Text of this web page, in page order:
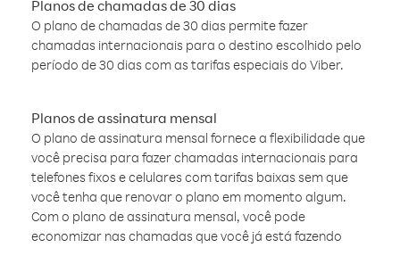
Planos de chamadas de 30 dias
O plano de chamadas de 30 dias permite fazer
chamadas internacionais para o destino escolhido pelo
período de 30 dias com as tarifas especiais do Viber.
Planos de assinatura mensal
O plano de assinatura mensal fornece a flexibilidade que
você precisa para fazer chamadas internacionais para
telefones fixos e celulares com tarifas baixas sem que
você tenha que renovar o plano em momento algum.
Com o plano de assinatura mensal, você pode
economizar nas chamadas que você já está fazendo